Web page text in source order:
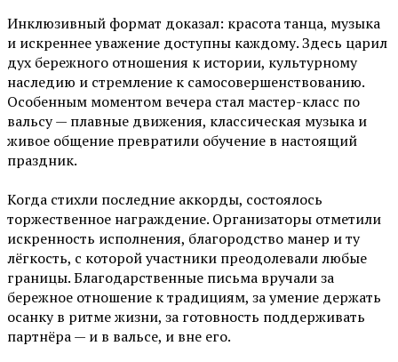
Инклюзивный формат доказал: красота танца, музыка
и искреннее уважение доступны каждому. Здесь царил
дух бережного отношения к истории, культурному
наследию и стремление к самосовершенствованию.
Особенным моментом вечера стал мастер-класс по
вальсу — плавные движения, классическая музыка и
живое общение превратили обучение в настоящий
праздник.
Когда стихли последние аккорды, состоялось
торжественное награждение. Организаторы отметили
искренность исполнения, благородство манер и ту
лёгкость, с которой участники преодолевали любые
границы. Благодарственные письма вручали за
бережное отношение к традициям, за умение держать
осанку в ритме жизни, за готовность поддерживать
партнёра — и в вальсе, и вне его.